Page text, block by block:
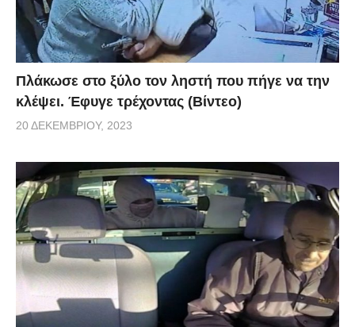
Πλάκωσε στο ξύλο τον ληστή που πήγε να την
κλέψει. Έφυγε τρέχοντας (Βίντεο)
20 ΔΕΚΕΜΒΡΊΟΥ, 2023